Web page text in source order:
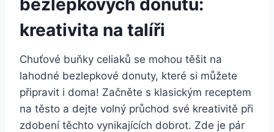
kreativita na talíři
Chuťové buňky celiaků se mohou těšit na
lahodné bezlepkové donuty, které si můžete
připravit i doma! Začněte s klasickým receptem
na těsto a dejte volný průchod své kreativitě při
zdobení těchto vynikajících dobrot. Zde je pár